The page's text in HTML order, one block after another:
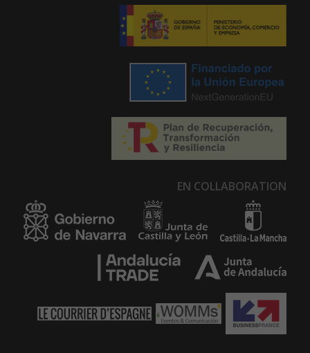
EN COLLABORATION